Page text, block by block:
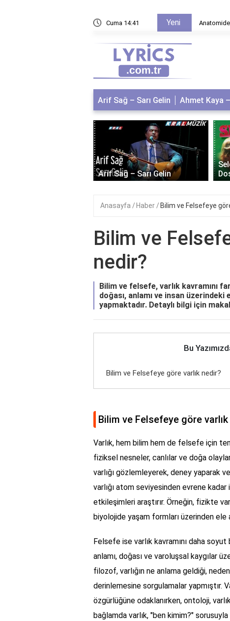
Cuma 14:41 Yeni
Arif Sağ – Sarı Gelin Ahmet Kaya
Arif Sağ – Sarı Gelin
Anasayfa Haber Bilim ve Felsefeye
Bilim ve
nedir?
Bilim ve felsefe, varlık kavramını
doğası, anlamı ve insan
yapmaktadır. Detaylı bilgi için
Bu
Bilim ve Felsefeye göre varlık nedir?
Bilim ve Felsefeye göre
Varlık, hem bilim hem de felsefe için
fiziksel nesneler, canlılar ve doğa
varlığı gözlemleyerek, deney yaparak
varlığı atom seviyesinden evrene kadar
etkileşimleri araştırır. Örneğin, fizikte
biyolojide yaşam formları üzerinden ele
Felsefe ise varlık kavramını daha
anlamı, doğası ve varoluşsal kaygılar
filozof, varlığın ne anlama geldiği,
derinlemesine sorgulamalar yapmıştır.
özgürlüğüne odaklanırken, ontoloji,
bağlamda varlık, "ben kimim?"